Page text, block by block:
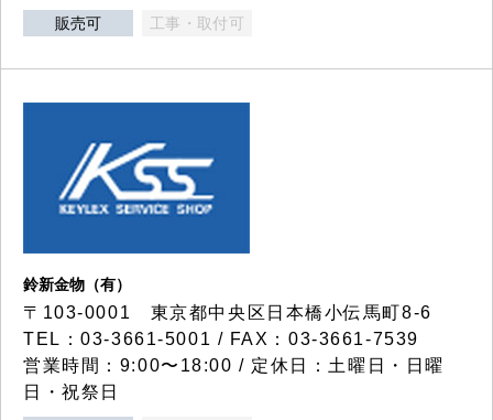
販売可 工事・取付可
鈴新金物（有）
〒103-0001 東京都中央区日本橋小伝馬町8-6
TEL：03-3661-5001 / FAX：03-3661-7539
営業時間：9:00〜18:00 / 定休日：土曜日・日曜
日・祝祭日